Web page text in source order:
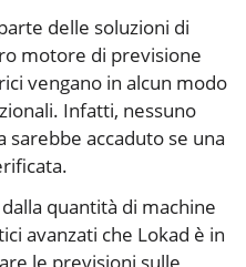
delle soluzioni di
motore di previsione
vengano in alcun modo
Infatti, nessuno
sarebbe accaduto se una
quantità di machine
avanzati che Lokad è in
le previsioni sulle